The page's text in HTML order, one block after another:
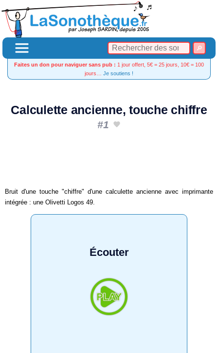
Faites un don pour naviguer sans pub : 1 jour offert, 5€ = 25 jours, 10€ = 100
jours… Je soutiens !
Calculette ancienne, touche chiffre
#1
Bruit d'une touche "chiffre" d'une calculette ancienne avec imprimante
intégrée : une Olivetti Logos 49.
Écouter